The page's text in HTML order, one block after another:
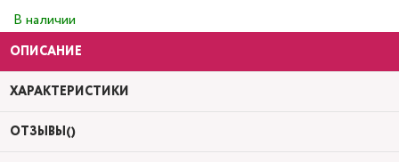
В наличии
ОПИСАНИЕ
ХАРАКТЕРИСТИКИ
ОТЗЫВЫ()